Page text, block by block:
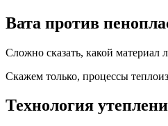
Вата против
Сложно сказать, какой материал
Скажем только, процессы
Технология